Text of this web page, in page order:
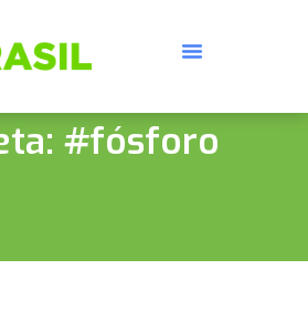
#fósforo